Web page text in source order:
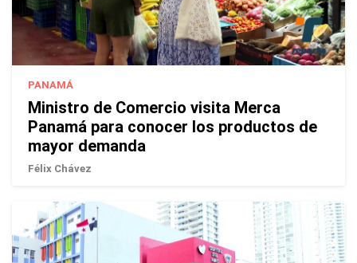
PANAMÁ
Ministro de Comercio visita Merca
Panamá para conocer los productos de
mayor demanda
Félix Chávez